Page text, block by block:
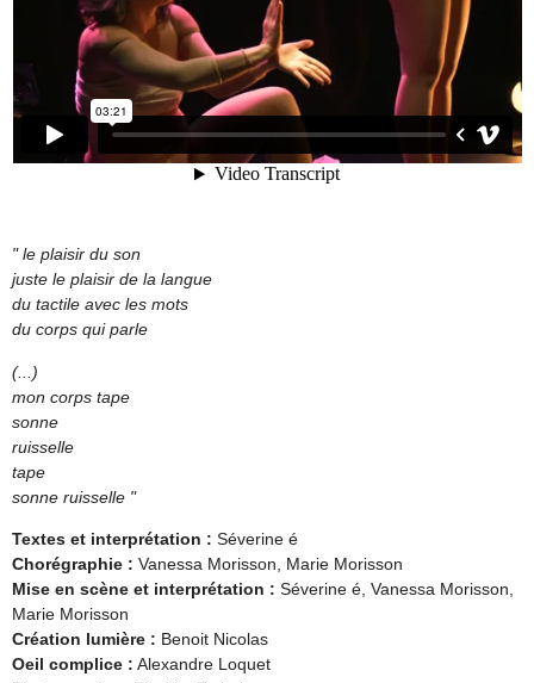
" le plaisir du son
juste le plaisir de la langue
du tactile avec les mots
du corps qui parle
(...)
mon corps tape
sonne
ruisselle
tape
sonne ruisselle "
Textes et interprétation : Séverine é
Chorégraphie : Vanessa Morisson, Marie Morisson
Mise en scène et interprétation : Séverine é, Vanessa Morisson,
Marie Morisson
Création lumière : Benoit Nicolas
Oeil complice : Alexandre Loquet